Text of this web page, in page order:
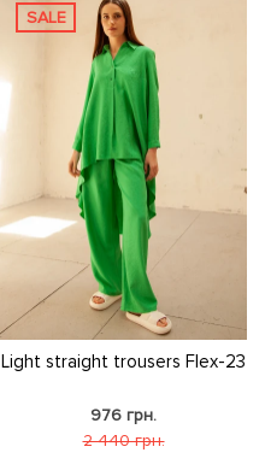
SALE
Light straight trousers Flex-23
976 грн.
2 440 грн.